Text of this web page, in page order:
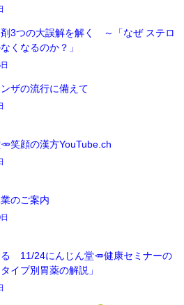
剤3つの大誤解を解く ～「なぜ ステロ
くなるのか？」
ザの流行に備えて
笑顔の漢方YouTube.ch
のご案内
る 11/24にんじん堂🥕健康セミナーの
イプ別胃薬の解説」